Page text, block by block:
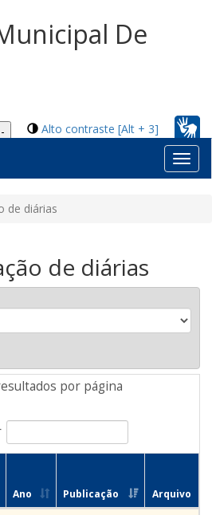
De
Alto contraste [Alt + 3]
de diárias
de diárias
por página
Ano Publicação Arquivo